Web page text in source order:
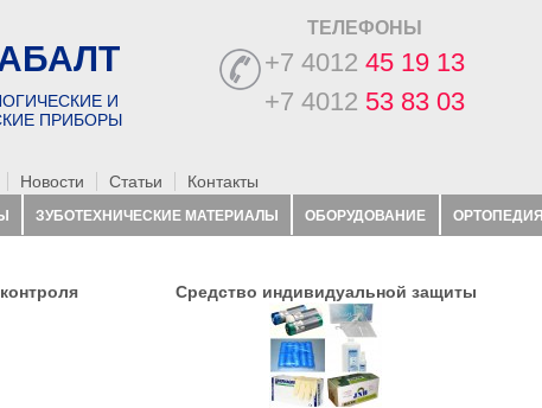
И
ПРИБОРЫ
ТЕЛЕФОНЫ
+7 4012 45 19 13
+7 4012 53 83 03
Новости Статьи Контакты
ЗУБОТЕХНИЧЕСКИЕ МАТЕРИАЛЫ ОБОРУДОВАНИЕ ОРТОПЕДИЯ
Средство индивидуальной защиты